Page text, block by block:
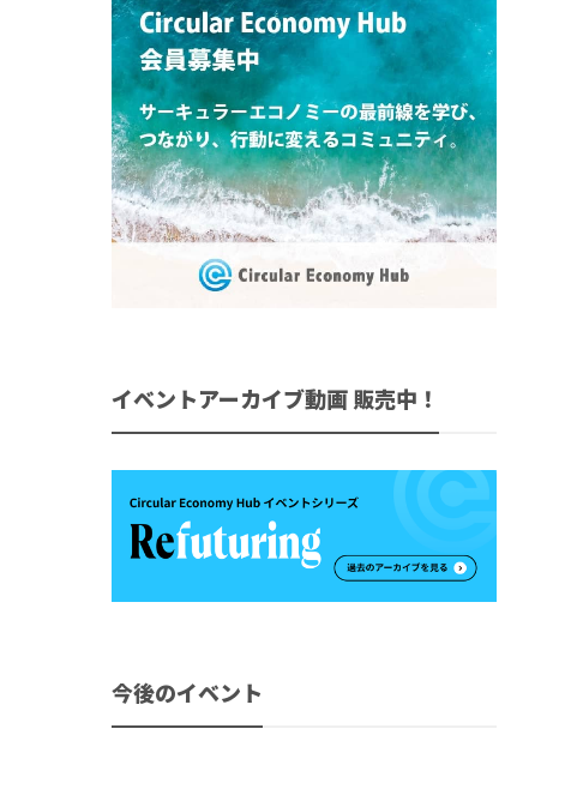
イベントアーカイブ動画 販売中！
今後のイベント